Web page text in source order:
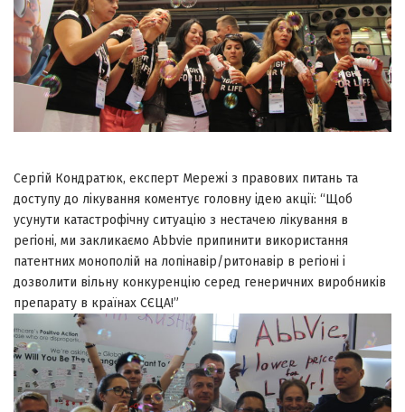
Сергій Кондратюк, експерт Мережі з правових питань та
доступу до лікування коментує головну ідею акції: “Щоб
усунути катастрофічну ситуацію з нестачею лікування в
регіоні, ми закликаємо Abbvie припинити використання
патентних монополій на лопінавір/ритонавір в регіоні і
дозволити вільну конкуренцію серед генеричних виробників
препарату в країнах СЄЦА!”